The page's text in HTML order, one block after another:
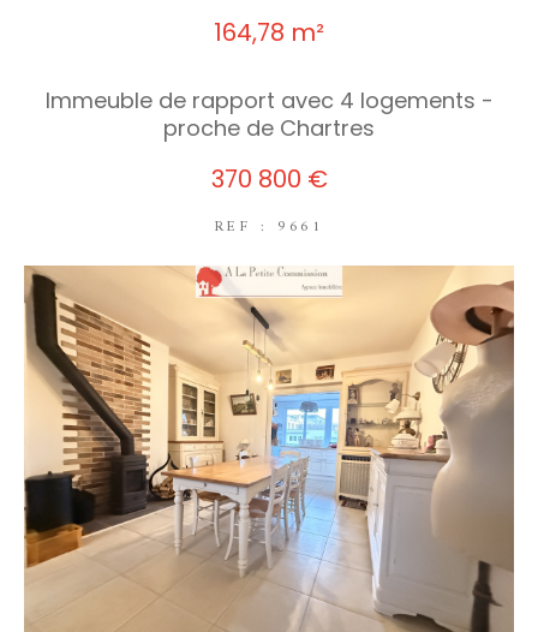
164,78 m²
Immeuble de rapport avec 4 logements -
proche de Chartres
370 800 €
REF : 9661